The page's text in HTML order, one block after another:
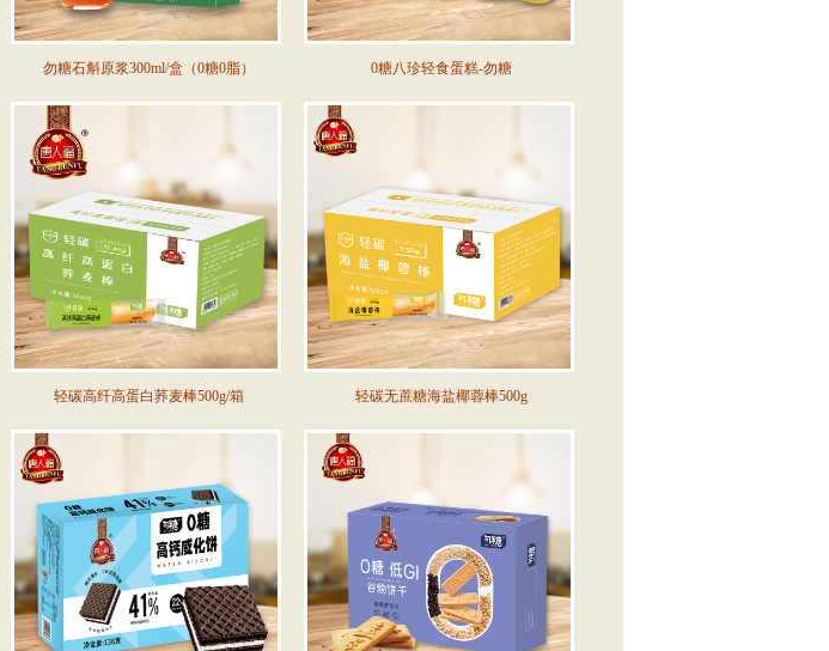
勿糖石斛原浆300ml/盒（0糖0脂） 0糖八珍轻食蛋糕-勿糖
轻碳高纤高蛋白荞麦棒500g/箱 轻碳无蔗糖海盐椰蓉棒500g